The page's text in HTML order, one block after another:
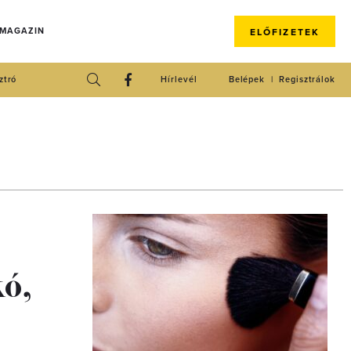
ELŐFIZETEK
Regisztrálok
Belépek
Hírlevél